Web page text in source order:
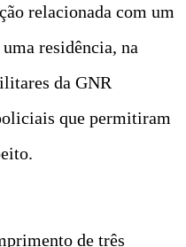
relacionada com um
residência, na
da GNR
que permitiram
de três